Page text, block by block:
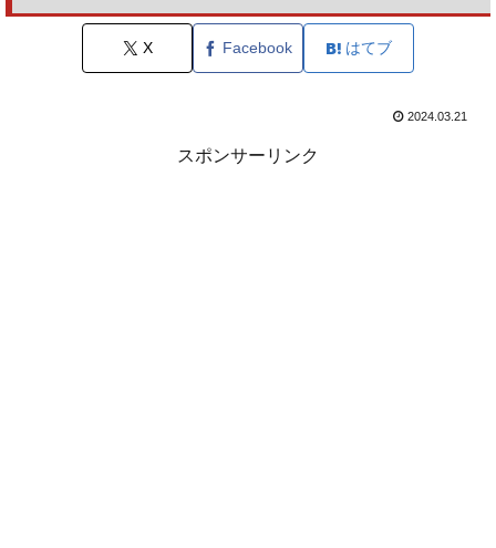
X Facebook はてブ
2024.03.21
スポンサーリンク